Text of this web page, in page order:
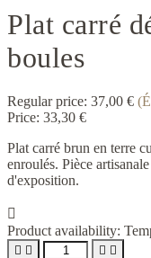
Plat carré
boules
Regular price: 37,00 €
Price: 33,30 €
Plat carré brun en terre
enroulés. Pièce
d'exposition.

Product availability:
   